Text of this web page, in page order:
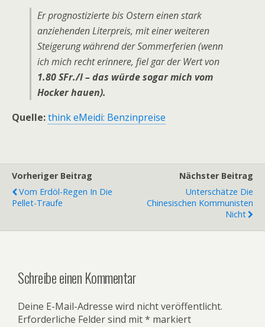
Er prognostizierte bis Ostern einen stark
anziehenden Literpreis, mit einer weiteren
Steigerung während der Sommerferien (wenn
ich mich recht erinnere, fiel gar der Wert von
1.80 SFr./l – das würde sogar mich vom
Hocker hauen).
Quelle:think eMeidi: Benzinpreise
Vorheriger Beitrag
Vom Erdöl-Regen In Die
Pellet-Traufe
Nächster Beitrag
Unterschätze Die
Chinesischen Kommunisten
Nicht
Schreibe einen Kommentar
Deine E-Mail-Adresse wird nicht veröffentlicht.
Erforderliche Felder sind mit* markiert